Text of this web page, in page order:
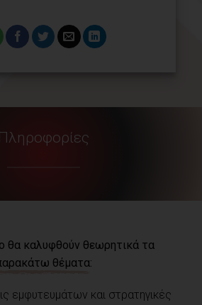
Πληροφορίες
θα καλυφθούν θεωρητικά τα
θέματα:
εμφυτευμάτων και στρατηγικές